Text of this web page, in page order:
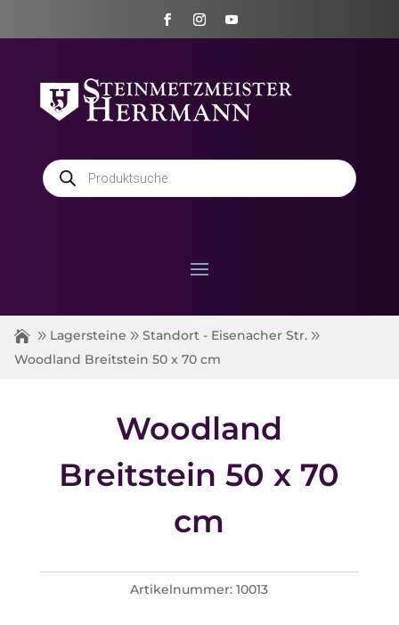
Products
search
Lagersteine
Standort - Eisenacher Str.
Woodland Breitstein 50 x 70 cm
Woodland
Breitstein 50 x 70
cm
Artikelnummer:10013